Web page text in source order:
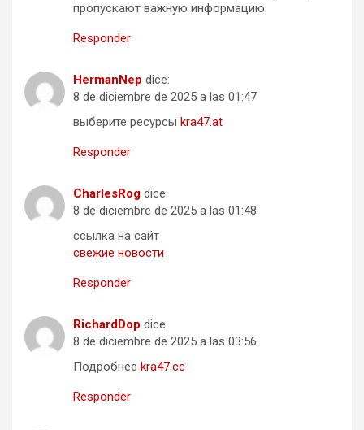
пропускают важную информацию.
Responder
HermanNep dice:
8 de diciembre de 2025 a las 01:47
выберите ресурсы kra47.at
Responder
CharlesRog dice:
8 de diciembre de 2025 a las 01:48
ссылка на сайт
свежие новости
Responder
RichardDop dice:
8 de diciembre de 2025 a las 03:56
Подробнее kra47.cc
Responder